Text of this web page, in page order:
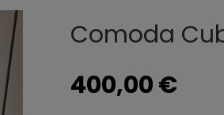
Comoda
400,00 €